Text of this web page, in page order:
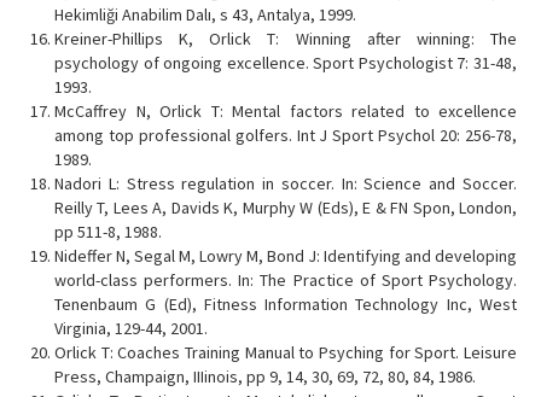
Hekimliği Anabilim Dalı, s 43, Antalya, 1999.
Kreiner-Phillips K, Orlick T: Winning after winning: The
psychology of ongoing excellence. Sport Psychologist 7: 31-48,
1993.
McCaffrey N, Orlick T: Mental factors related to excellence
among top professional golfers. Int J Sport Psychol 20: 256-78,
1989.
Nadori L: Stress regulation in soccer. In: Science and Soccer.
Reilly T, Lees A, Davids K, Murphy W (Eds), E & FN Spon, London,
pp 511-8, 1988.
Nideffer N, Segal M, Lowry M, Bond J: Identifying and developing
world-class performers. In: The Practice of Sport Psychology.
Tenenbaum G (Ed), Fitness Information Technology Inc, West
Virginia, 129-44, 2001.
Orlick T: Coaches Training Manual to Psyching for Sport. Leisure
Press, Champaign, IIIinois, pp 9, 14, 30, 69, 72, 80, 84, 1986.